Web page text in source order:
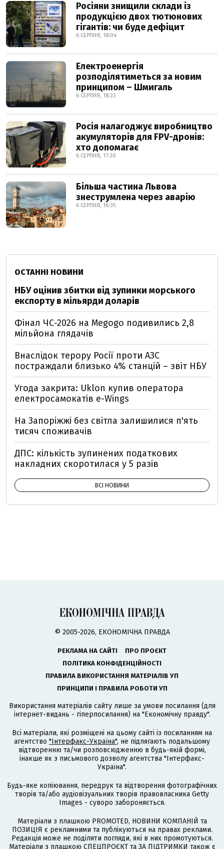
Росіяни знищили склади із
продукцією двох тютюнових
гігантів: чи буде дефіцит
6 СЕРПНЯ, 18:04
Електроенергія
розподілятиметься за новим
принципом – Шмигаль
6 СЕРПНЯ, 18:23
Росія налагоджує виробництво
акумуляторів для FPV-дронів:
хто допомагає
6 СЕРПНЯ, 17:30
Більша частина Львова
знеструмлена через аварію
6 СЕРПНЯ, 16:35
ОСТАННІ НОВИНИ
НБУ оцінив збитки від зупинки морського
експорту в мільярди доларів
Фінал ЧС-2026 на Megogo подивились 2,8
мільйона глядачів
Внаслідок терору Росії проти АЗС
постраждали близько 4% станцій – звіт НБУ
Угода закрита: Uklon купив оператора
електросамокатів e-Wings
На Запоріжжі без світла залишилися п'ять
тисяч споживачів
ДПС: кількість зупинених податкових
накладних скоротилася у 5 разів
ВСІ НОВИНИ
© 2005-2026, ЕКОНОМІЧНА ПРАВДА
РЕКЛАМА НА САЙТІ
ПРО ПРОЄКТ
ПОЛІТИКА КОНФІДЕНЦІЙНОСТІ
ПРАВИЛА ВИКОРИСТАННЯ МАТЕРІАЛІВ УП
ПРИНЦИПИ І ПРАВИЛА РОБОТИ УП
Використання матеріалів сайту лише за умови посилання (для
інтернет-видань - гіперпосилання) на "Економічну правду".
Всі матеріали, які розміщені на цьому сайті із посиланням на
агентство "Інтерфакс-Україна", не підлягають подальшому
відтворенню та/чи розповсюдженню в будь-якій формі,
інакше як з письмового дозволу агентства "Інтерфакс-
Україна".
Будь-яке копіювання, передрук та відтворення фотографічних
творів та/або аудіовізуальних творів правовласника Getty
Images - суворо забороняється.
Матеріали з плашкою PROMOTED, НОВИНИ КОМПАНІЙ та
ПОЗИЦІЯ є рекламними та публікуються на правах реклами.
Редакція може не поділяти погляди, які в них промотуються.
Матеріали з плашкою СПЕЦПРОЄКТ та ЗА ПІДТРИМКИ також є